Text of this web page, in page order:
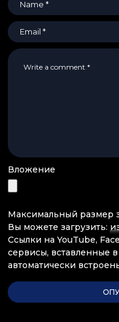
Вложение
Максимальный размер
Вы можете загрузить:
Ссылки на YouTube,
сервисы, вставленные
автоматически